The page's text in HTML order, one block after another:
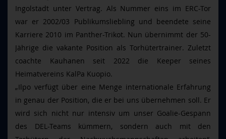
Ingolstadt unter Vertrag. Als Nummer eins im ERC-Tor
war er 2002/03 Publikumsliebling und beendete seine
Karriere 2010 im Panther-Trikot. Nun übernimmt der 50-
Jährige die vakante Position als Torhütertrainer. Zuletzt
coachte Kauhanen seit 2022 die Keeper seines
Heimatvereins KalPa Kuopio.
„Ilpo verfügt über eine Menge internationale Erfahrung
in genau der Position, die er bei uns übernehmen soll. Er
wird sich nicht nur intensiv um unser Goalie-Gespann
des DEL-Teams kümmern, sondern auch mit den